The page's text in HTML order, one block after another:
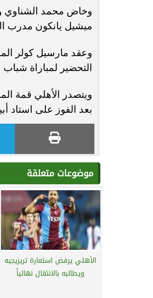
وخاض محمد
ميشيل يانكون مدرب
وعقد مارسيل كولر
التحضير لمباراة شباب
بعد الفوز على استاد
موضوعات متعلقة
الأهلي يرفض استعارة تريزيجيه
ويطالبه بالانتقال نهائياً